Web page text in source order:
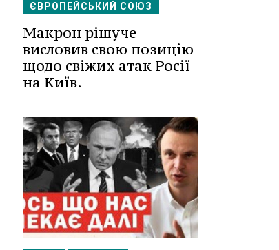
ЄВРОПЕЙСЬКИЙ СОЮЗ
Макрон рішуче
висловив свою позицію
щодо свіжих атак Росії
на Київ.